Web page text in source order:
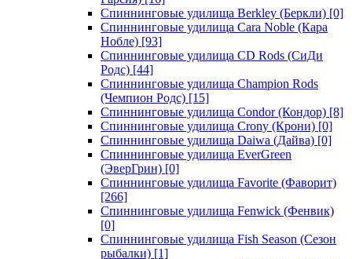
Спиннинговые удилища Berkley (Беркли) [0]
Спиннинговые удилища Cara Noble (Кара
Нобле) [93]
Спиннинговые удилища CD Rods (СиДи
Родс) [44]
Спиннинговые удилища Champion Rods
(Чемпион Родс) [15]
Спиннинговые удилища Condor (Кондор) [8]
Спиннинговые удилища Crony (Крони) [0]
Спиннинговые удилища Daiwa (Дайва) [0]
Спиннинговые удилища EverGreen
(ЭверГрин) [0]
Спиннинговые удилища Favorite (Фаворит)
[266]
Спиннинговые удилища Fenwick (Фенвик)
[0]
Спиннинговые удилища Fish Season (Сезон
рыбалки) [1]